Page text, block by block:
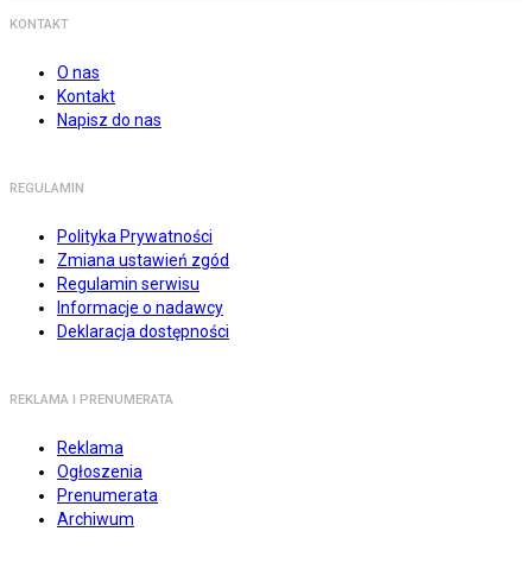
KONTAKT
O nas
Kontakt
Napisz do nas
REGULAMIN
Polityka Prywatności
Zmiana ustawień zgód
Regulamin serwisu
Informacje o nadawcy
Deklaracja dostępności
REKLAMA I PRENUMERATA
Reklama
Ogłoszenia
Prenumerata
Archiwum